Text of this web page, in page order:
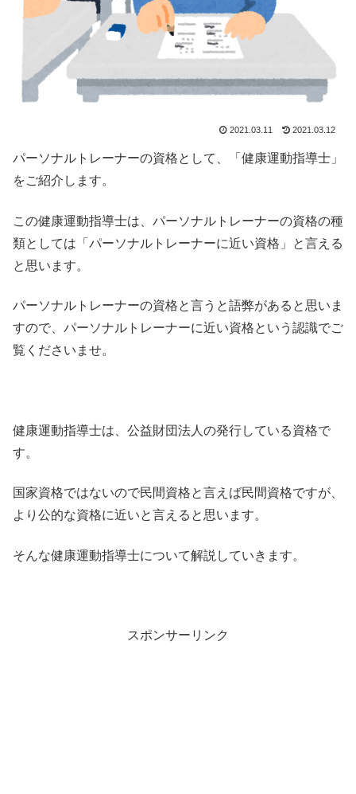
2021.03.11 2021.03.12
パーソナルトレーナーの資格として、「健康運動指導士」
をご紹介します。
この健康運動指導士は、パーソナルトレーナーの資格の種
類としては「パーソナルトレーナーに近い資格」と言える
と思います。
パーソナルトレーナーの資格と言うと語弊があると思いま
すので、パーソナルトレーナーに近い資格という認識でご
覧くださいませ。
健康運動指導士は、公益財団法人の発行している資格で
す。
国家資格ではないので民間資格と言えば民間資格ですが、
より公的な資格に近いと言えると思います。
そんな健康運動指導士について解説していきます。
スポンサーリンク